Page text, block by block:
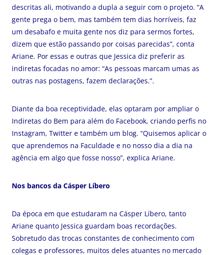
descritas ali, motivando a dupla a seguir com o projeto. “A
gente prega o bem, mas também tem dias horríveis, faz
um desabafo e muita gente nos diz para sermos fortes,
dizem que estão passando por coisas parecidas”, conta
Ariane. Por essas e outras que Jessica diz preferir as
indiretas focadas no amor: “As pessoas marcam umas as
outras nas postagens, fazem declarações.”.
Diante da boa receptividade, elas optaram por ampliar o
Indiretas do Bem para além do Facebook, criando perfis no
Instagram, Twitter e também um blog. “Quisemos aplicar o
que aprendemos na Faculdade e no nosso dia a dia na
agência em algo que fosse nosso”, explica Ariane.
Nos bancos da Cásper Líbero
Da época em que estudaram na Cásper Líbero, tanto
Ariane quanto Jessica guardam boas recordações.
Sobretudo das trocas constantes de conhecimento com
colegas e professores, muitos deles atuantes no mercado